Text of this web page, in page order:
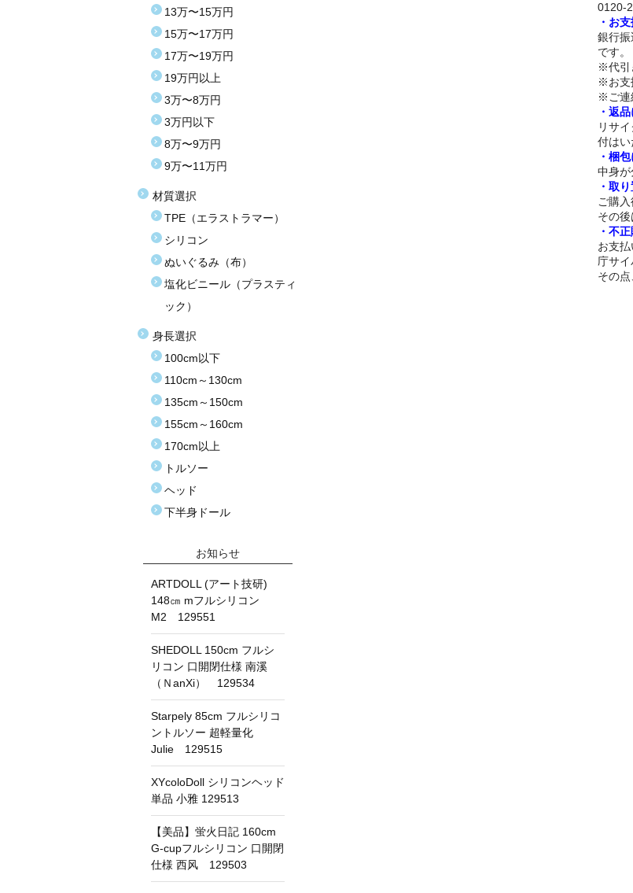
0120-
・お
銀行
です。
※代引
※お支
※ご連
・返
リサ
付はい
・梱
中身が
・取
ご購
その後
・不
お支
庁サイ
その点
13万〜15万円
15万〜17万円
17万〜19万円
19万円以上
3万〜8万円
3万円以下
8万〜9万円
9万〜11万円
材質選択
TPE（エラストラマー）
シリコン
ぬいぐるみ（布）
塩化ビニール（プラスティ
ック）
身長選択
100cm以下
110cm～130cm
135cm～150cm
155cm～160cm
170cm以上
トルソー
ヘッド
下半身ドール
お知らせ
ARTDOLL (アート技研)
148㎝ mフルシリコン
M2 129551
SHEDOLL 150cm フルシ
リコン 口開閉仕様 南溪
（ＮanXi） 129534
Starpely 85cm フルシリコ
ントルソー 超軽量化
Julie 129515
XYcoloDoll シリコンヘッド
単品 小雅 129513
【美品】蛍火日記 160cm
G-cupフルシリコン 口開閉
仕様 西风 129503